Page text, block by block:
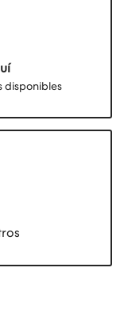
disponibles